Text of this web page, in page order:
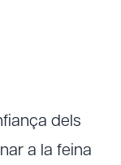
dels
a la feina